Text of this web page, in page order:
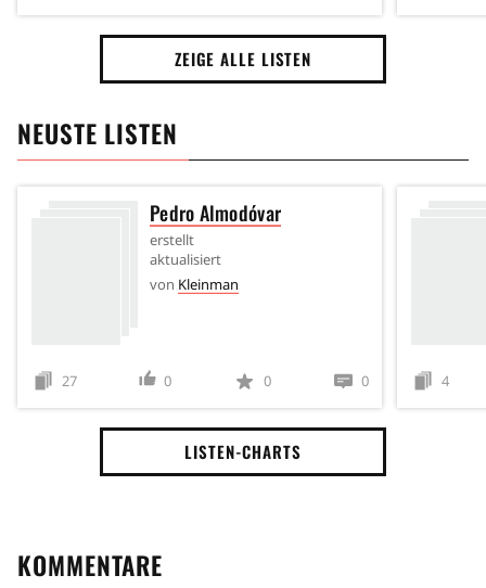
ZEIGE ALLE LISTEN
NEUSTE LISTEN
Pedro Almodóvar
erstellt
aktualisiert
von Kleinman
27 0 0 0 4
LISTEN-CHARTS
KOMMENTARE